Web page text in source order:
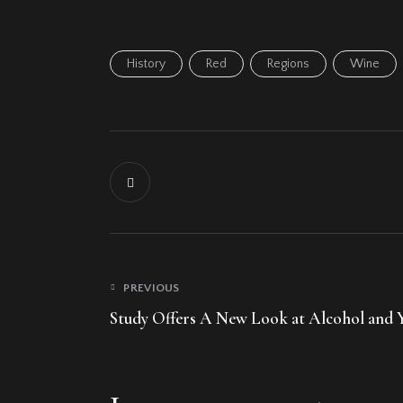
History Red Regions Wine
PREVIOUS
Study Offers A New Look at Alcohol and